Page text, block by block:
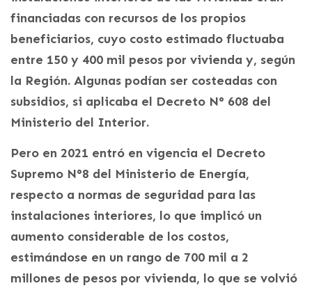
financiadas con recursos de los propios
beneficiarios, cuyo costo estimado fluctuaba
entre 150 y 400 mil pesos por vivienda y, según
la Región. Algunas podían ser costeadas con
subsidios, si aplicaba el Decreto N° 608 del
Ministerio del Interior.
Pero en 2021 entró en vigencia el Decreto
Supremo N°8 del Ministerio de Energía,
respecto a normas de seguridad para las
instalaciones interiores, lo que implicó un
aumento considerable de los costos,
estimándose en un rango de 700 mil a 2
millones de pesos por vivienda, lo que se volvió